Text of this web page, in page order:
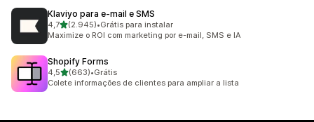
Klaviyo para e‑mail e SMS
4,7de 5 estrelas
(2.945)
2945 avaliações ao todo
•Grátis para instalar
Maximize o ROI com marketing por e-mail, SMS e IA
Shopify Forms
4,5de 5 estrelas
(663)
663 avaliações ao todo
•Grátis
Colete informações de clientes para ampliar a lista